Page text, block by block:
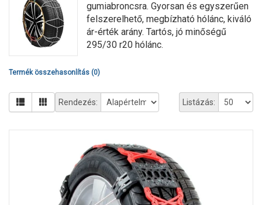
gumiabroncsra. Gyorsan és egyszerűen
felszerelhető, megbízható hólánc, kiváló
ár-érték arány. Tartós, jó minőségű
295/30 r20 hólánc.
Termék összehasonlítás (0)
Listázás:
Rendezés: